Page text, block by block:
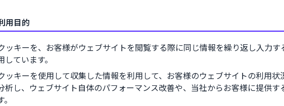
用目的
ッキーを、お客様がウェブサイトを閲覧する際に同じ情報を繰り返し入力
ています。
ッキーを使用して収集した情報を利用して、お客様のウェブサイトの利用
析し、ウェブサイト自体のパフォーマンス改善や、当社からお客様に提供